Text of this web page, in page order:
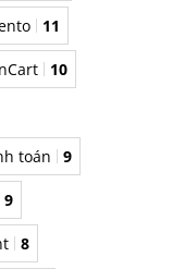
11
10
toán 9
9
8